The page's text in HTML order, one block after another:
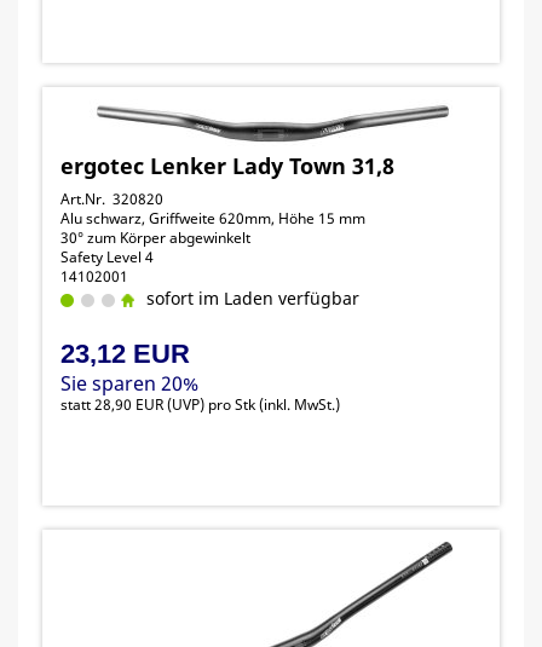
ergotec Lenker Lady Town 31,8
Art.Nr. 320820
Alu schwarz, Griffweite 620mm, Höhe 15 mm
30° zum Körper abgewinkelt
Safety Level 4
14102001
sofort im Laden verfügbar
23,12 EUR
Sie sparen 20%
statt28,90 EUR(UVP) pro Stk (inkl. MwSt.)